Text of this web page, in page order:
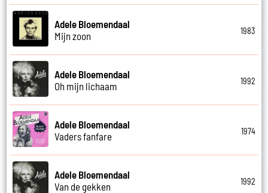
Adele Bloemendaal
Mijn zoon
1983
Adele Bloemendaal
Oh mijn lichaam
1992
Adele Bloemendaal
Vaders fanfare
1974
Adele Bloemendaal
Van de gekken
1992